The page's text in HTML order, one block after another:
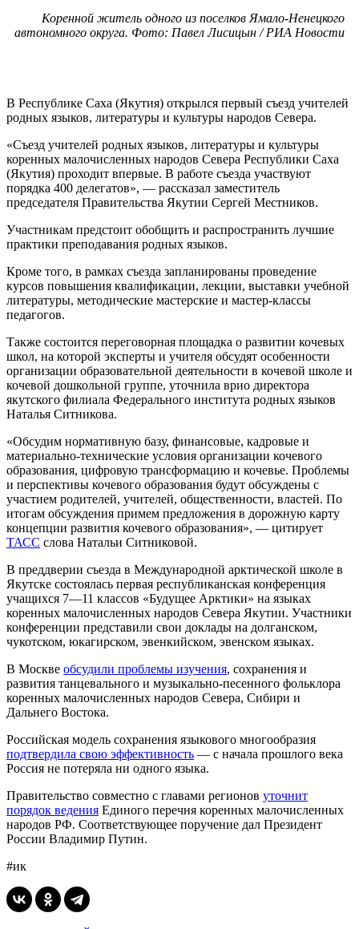
Коренной житель одного из поселков Ямало-Ненецкого
автономного округа. Фото: Павел Лисицын / РИА Новости
В Республике Саха (Якутия) открылся первый съезд учителей
родных языков, литературы и культуры народов Севера.
«Съезд учителей родных языков, литературы и культуры
коренных малочисленных народов Севера Республики Саха
(Якутия) проходит впервые. В работе съезда участвуют
порядка 400 делегатов», — рассказал заместитель
председателя Правительства Якутии Сергей Местников.
Участникам предстоит обобщить и распространить лучшие
практики преподавания родных языков.
Кроме того, в рамках съезда запланированы проведение
курсов повышения квалификации, лекции, выставки учебной
литературы, методические мастерские и мастер-классы
педагогов.
Также состоится переговорная площадка о развитии кочевых
школ, на которой эксперты и учителя обсудят особенности
организации образовательной деятельности в кочевой школе и
кочевой дошкольной группе, уточнила врио директора
якутского филиала Федерального института родных языков
Наталья Ситникова.
«Обсудим нормативную базу, финансовые, кадровые и
материально-технические условия организации кочевого
образования, цифровую трансформацию и кочевье. Проблемы
и перспективы кочевого образования будут обсуждены с
участием родителей, учителей, общественности, властей. По
итогам обсуждения примем предложения в дорожную карту
концепции развития кочевого образования», — цитирует
ТАСС слова Натальи Ситниковой.
В преддверии съезда в Международной арктической школе в
Якутске состоялась первая республиканская конференция
учащихся 7—11 классов «Будущее Арктики» на языках
коренных малочисленных народов Севера Якутии. Участники
конференции представили свои доклады на долганском,
чукотском, юкагирском, эвенкийском, эвенском языках.
В Москве обсудили проблемы изучения, сохранения и
развития танцевального и музыкально-песенного фольклора
коренных малочисленных народов Севера, Сибири и
Дальнего Востока.
Российская модель сохранения языкового многообразия
подтвердила свою эффективность — с начала прошлого века
Россия не потеряла ни одного языка.
Правительство совместно с главами регионов уточнит
порядок ведения Единого перечня коренных малочисленных
народов РФ. Соответствующее поручение дал Президент
России Владимир Путин.
#ик